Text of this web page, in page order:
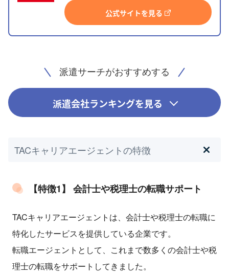
公式サイトを見る
派遣サーチがおすすめする
派遣会社ランキングを見る
TACキャリアエージェントの特徴
【特徴1】 会計士や税理士の転職サポート
TACキャリアエージェントは、会計士や税理士の転職に
特化したサービスを提供している企業です。
転職エージェントとして、これまで数多くの会計士や税
理士の転職をサポートしてきました。